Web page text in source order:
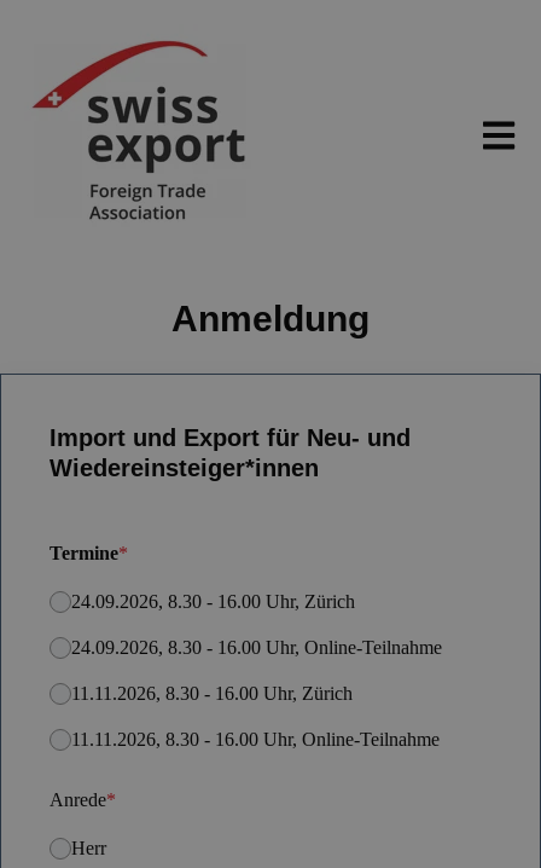
Open
Anmeldung
Import und Export für Neu- und
Wiedereinsteiger*innen
Termine*
24.09.2026, 8.30 - 16.00 Uhr, Zürich
24.09.2026, 8.30 - 16.00 Uhr, Online-Teilnahme
11.11.2026, 8.30 - 16.00 Uhr, Zürich
11.11.2026, 8.30 - 16.00 Uhr, Online-Teilnahme
Anrede*
Herr